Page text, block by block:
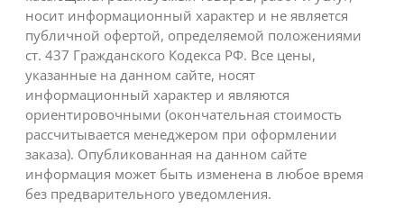
носит информационный характер и не является
публичной офертой, определяемой положениями
ст. 437 Гражданского Кодекса РФ. Все цены,
указанные на данном сайте, носят
информационный характер и являются
ориентировочными (окончательная стоимость
рассчитывается менеджером при оформлении
заказа). Опубликованная на данном сайте
информация может быть изменена в любое время
без предварительного уведомления.